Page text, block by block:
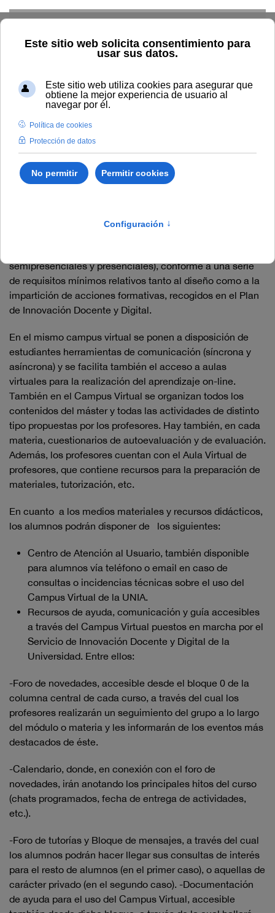
Home Másteres universitarios Aula virtual
Aula virtual
En el Campus Virtual de la UNIA se desarrollarán las
acciones formativas virtuales. Está en funcionamiento
bien como entorno donde acontece la formación
semipresenciales y presenciales), conforme a una serie
de requisitos mínimos relativos tanto al diseño como a la
impartición de acciones formativas, recogidos en el Plan
de Innovación Docente y Digital.
En el mismo campus virtual se ponen a disposición de
estudiantes herramientas de comunicación (síncrona y
asíncrona) y se facilita también el acceso a aulas
virtuales para la realización del aprendizaje on-line.
También en el Campus Virtual se organizan todos los
contenidos del máster y todas las actividades de distinto
tipo propuestas por los profesores. Hay también, en cada
materia, cuestionarios de autoevaluación y de evaluación.
Además, los profesores cuentan con el Aula Virtual de
profesores, que contiene recursos para la preparación de
materiales, tutorización, etc.
En cuanto a los medios materiales y recursos didácticos,
los alumnos podrán disponer de los siguientes:
Centro de Atención al Usuario, también disponible
para alumnos vía teléfono o email en caso de
consultas o incidencias técnicas sobre el uso del
Campus Virtual de la UNIA.
Recursos de ayuda, comunicación y guía accesibles
a través del Campus Virtual puestos en marcha por el
Servicio de Innovación Docente y Digital de la
Universidad. Entre ellos:
-Foro de novedades, accesible desde el bloque 0 de la
columna central de cada curso, a través del cual los
profesores realizarán un seguimiento del grupo a lo largo
del módulo o materia y les informarán de los eventos más
destacados de éste.
-Calendario, donde, en conexión con el foro de
novedades, irán anotando los principales hitos del curso
(chats programados, fecha de entrega de actividades,
etc.).
-Foro de tutorías y Bloque de mensajes, a través del cual
los alumnos podrán hacer llegar sus consultas de interés
para el resto de alumnos (en el primer caso), o aquellas de
carácter privado (en el segundo caso). -Documentación
de ayuda para el uso del Campus Virtual, accesible